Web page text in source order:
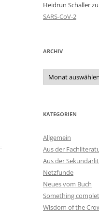
Heidrun Schallerzu
SARS-CoV-2
ARCHIV
Archiv
KATEGORIEN
Allgemein
Aus der
Aus der
Netzfunde
Neues vom Buch
Something
Wisdom of the